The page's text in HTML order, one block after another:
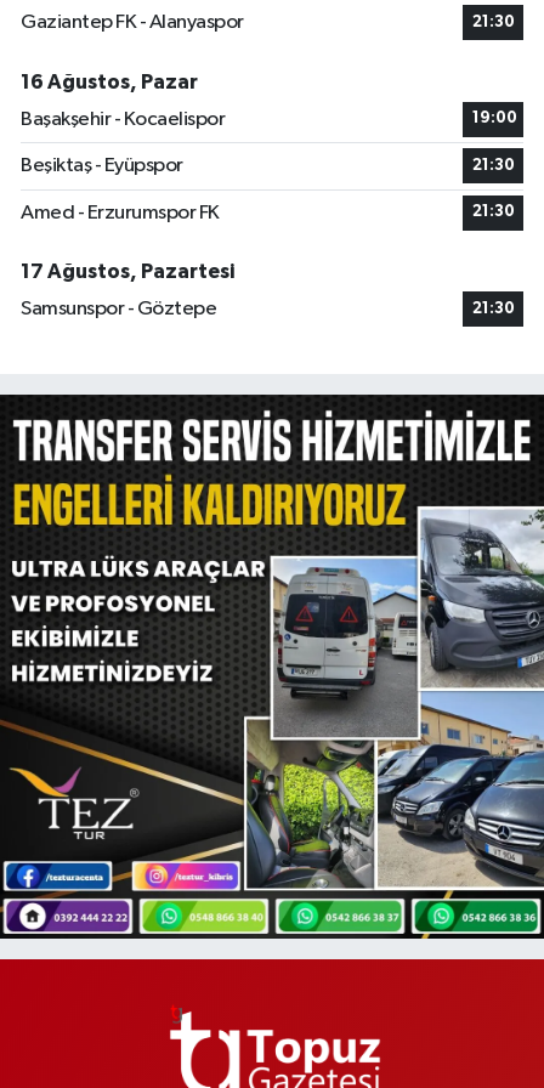
Gaziantep FK - Alanyaspor 21:30
16 Ağustos, Pazar
Başakşehir - Kocaelispor
19:00
Beşiktaş - Eyüpspor 21:30
Amed - Erzurumspor FK 21:30
17 Ağustos, Pazartesi
Samsunspor - Göztepe
21:30